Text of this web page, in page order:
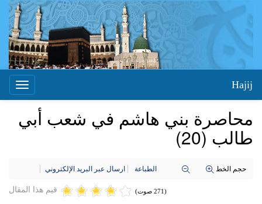
Toggle
Hajij
محاصرة بني هاشم في شعب أبي
طالب (20)
حجم الخط الطباعة ارسال عبر البريد الإلكتروني
قيم هذا المقال (271 صوت)